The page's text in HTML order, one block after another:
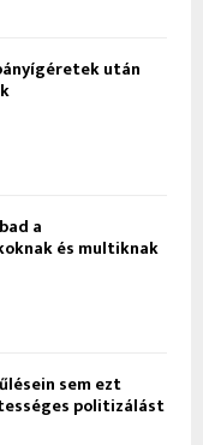
után
a
és multiknak
sem ezt
politizálást